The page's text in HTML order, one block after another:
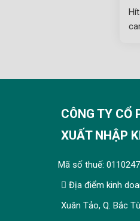
CÔNG TY CỔ
XUẤT NHẬP
Mã số thuế:
Địa điểm kinh
Xuân Tảo, Q. Bắc